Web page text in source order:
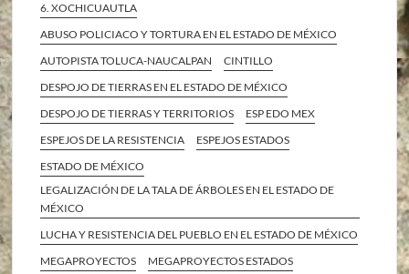
6. XOCHICUAUTLA
ABUSO POLICIACO Y TORTURA EN EL ESTADO DE MÉXICO
AUTOPISTA TOLUCA-NAUCALPAN
CINTILLO
DESPOJO DE TIERRAS EN EL ESTADO DE MÉXICO
DESPOJO DE TIERRAS Y TERRITORIOS
ESP EDO MEX
ESPEJOS DE LA RESISTENCIA
ESPEJOS ESTADOS
ESTADO DE MÉXICO
LEGALIZACIÓN DE LA TALA DE ÁRBOLES EN EL ESTADO DE
MÉXICO
LUCHA Y RESISTENCIA DEL PUEBLO EN EL ESTADO DE MÉXICO
MEGAPROYECTOS
MEGAPROYECTOS ESTADOS